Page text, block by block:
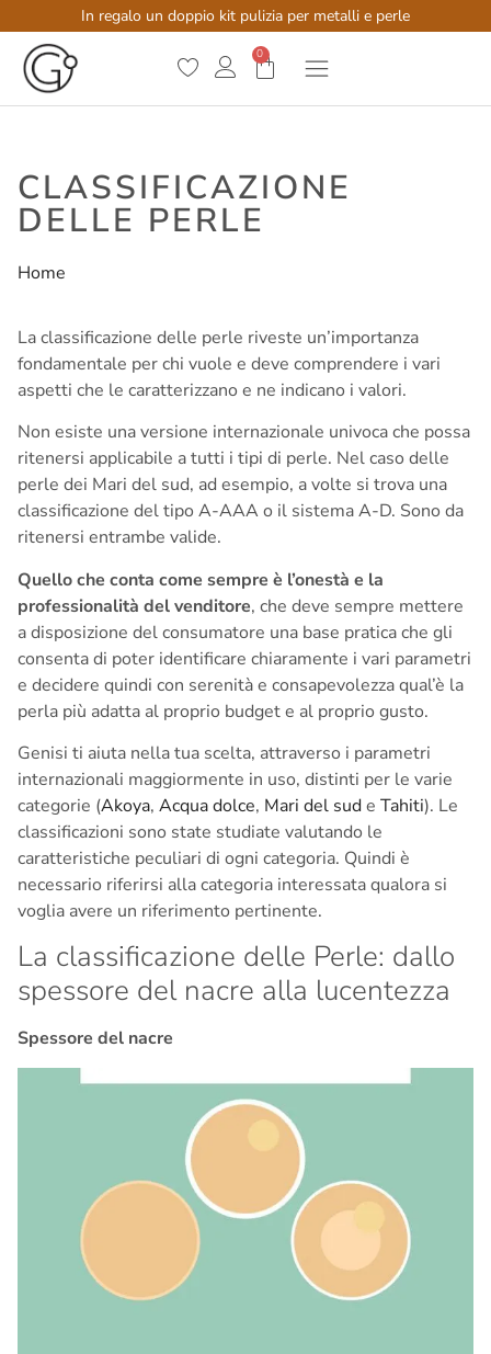
In regalo un doppio kit pulizia per metalli e perle
0
CLASSIFICAZIONE
DELLE PERLE
Home
La classificazione delle perle riveste un’importanza
fondamentale per chi vuole e deve comprendere i vari
aspetti che le caratterizzano e ne indicano i valori.
Non esiste una versione internazionale univoca che possa
ritenersi applicabile a tutti i tipi di perle. Nel caso delle
perle dei Mari del sud, ad esempio, a volte si trova una
classificazione del tipo A-AAA o il sistema A-D. Sono da
ritenersi entrambe valide.
Quello che conta come sempre è l’onestà e la
professionalità del venditore, che deve sempre mettere
a disposizione del consumatore una base pratica che gli
consenta di poter identificare chiaramente i vari parametri
e decidere quindi con serenità e consapevolezza qual’è la
perla più adatta al proprio budget e al proprio gusto.
Genisi ti aiuta nella tua scelta, attraverso i parametri
internazionali maggiormente in uso, distinti per le varie
categorie (Akoya, Acqua dolce, Mari del sude Tahiti). Le
classificazioni sono state studiate valutando le
caratteristiche peculiari di ogni categoria. Quindi è
necessario riferirsi alla categoria interessata qualora si
voglia avere un riferimento pertinente.
La classificazione delle Perle: dallo
spessore del nacre alla lucentezza
Spessore del nacre